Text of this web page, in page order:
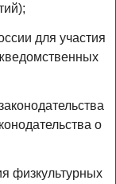
для участия
о
физкультурных